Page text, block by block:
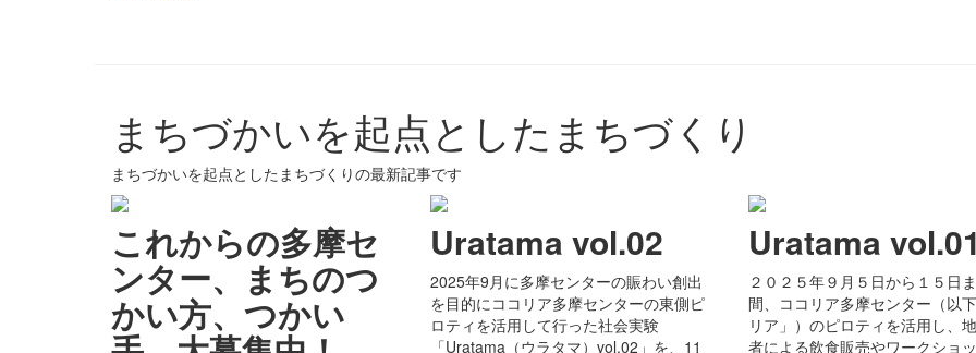
まちづかいを起点としたまちづくり
まちづかいを起点としたまちづくりの最新記事です
これからの多摩セ
ンター、まちのつ
かい方、つかい
Uratama vol.02
2025年9月に多摩センターの賑わい創出
を目的にココリア多摩センターの東側ピ
ロティを活用して行った社会実験
「Uratama（ウラタマ）vol.02」を、11
Uratama
２０２５年９月５日から１５日
間、ココリア多摩センター（以
リア」）のピロティを活用し、
者による飲食販売やワークショ